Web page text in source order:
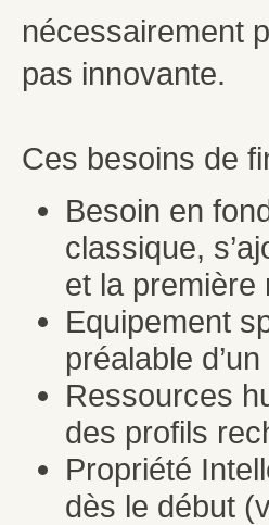
nécessairement
pas innovante.
Ces besoins de
Besoin en
classique,
et la première
Equipement
préalable
Ressources
des profils
Propriété
dès le début